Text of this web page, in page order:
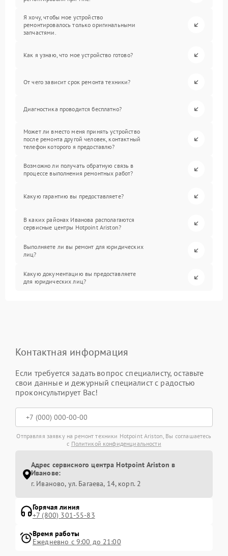
Я хочу, чтобы мое устройство
ремонтировалось только оригинальными
запчастями.
Как я узнаю, что мое устройство готово?
От чего зависит срок ремонта техники?
Диагностика проводится бесплатно?
Может ли вместо меня принять устройство
после ремонта другой человек, контактный
телефон которого я предоставлю?
Возможно ли получать обратную связь в
процессе выполнения ремонтных работ?
Какую гарантию вы предоставляете?
В каких районах Иванова располагаются
сервисные центры Hotpoint Ariston?
Выполняете ли вы ремонт для юридических
лиц?
Какую документацию вы предоставляете
для юридических лиц?
Контактная информация
Если требуется задать вопрос специалисту, оставьте
свои данные и дежурный специалист с радостью
проконсультирует Вас!
Отправляя заявку на ремонт техники Hotpoint Ariston, Вы соглашаетесь
с Политикой конфиденциальности
Адрес сервисного центра Hotpoint Ariston в
Иванове:
г. Иваново, ул. Багаева, 14, корп. 2
Горячая линия
+7 (800) 301-55-83
Время работы
Ежедневно с 9:00 до 21:00